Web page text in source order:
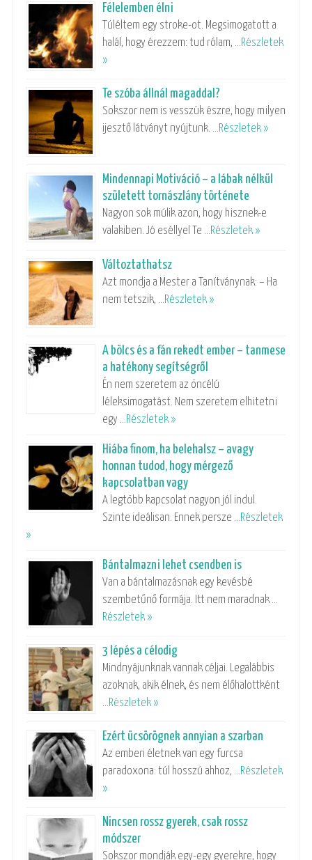
Félelemben élni
Túléltem egy stroke-ot. Megsimogatott a
halál, hogy érezzem: tud rólam, …Részletek
»
Te szóba állnál magaddal?
Sokszor nem is vesszük észre, hogy milyen
ijesztő látványt nyújtunk. …Részletek »
Mindennapi Motiváció – a lábak nélkül
született tornászlány története
Nagyon sok múlik azon, hogy hisznek-e
valakiben. Jó eséllyel Te …Részletek »
Változtathatsz
Azt mondja a Mester a Tanítványnak: – Ha
nem tetszik, …Részletek »
A bölcs és a fán rekedt ember – tanmese
a hatékony segítségről
Én nem szeretem az öncélú
léleksimogatást. Nem szeretem elhitetni
egy …Részletek »
Hiába finom, ha belehalsz – avagy
honnan tudod, hogy mérgező
kapcsolatban vagy
A legtöbb kapcsolat nagyon jól indul.
Szinte ideálisan. Ennek persze …Részletek
»
Bántalmazni lehet csendben is
Van a bántalmazásnak egy kevésbé
szembetűnő formája. Itt nem maradnak …
Részletek »
3 lépés a célodig
Mindnyájunknak vannak céljai. Legalábbis
azoknak, akik élnek, és nem élőhalottként
…Részletek »
Ezért ücsörögnek annyian a szarban
Az emberi életnek van egy furcsa
paradoxona: túl hosszú ahhoz, …Részletek
»
Nincsen rossz gyerek, csak rossz
módszer
Sokszor mondják egy-egy gyerekre, hogy